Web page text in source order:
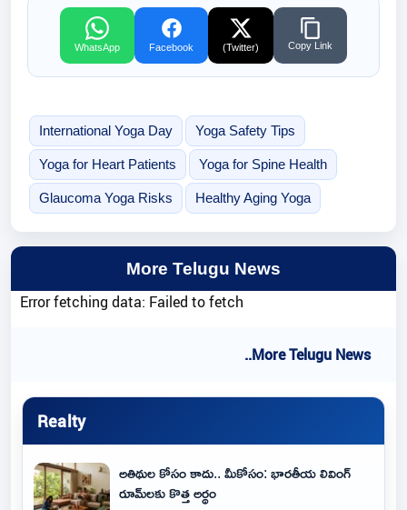
WhatsApp Facebook (Twitter) Copy Link
International Yoga Day Yoga Safety Tips
Yoga for Heart Patients Yoga for Spine Health
Glaucoma Yoga Risks Healthy Aging Yoga
More Telugu News
Error fetching data: Failed to fetch
..More Telugu News
Realty
అతిథుల కోసం కాదు.. మీకోసం: భారతీయ లివింగ్
రూమ్‌లకు కొత్త అర్థం